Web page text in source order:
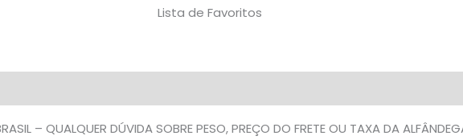
Lista de Favoritos
– QUALQUER DÚVIDA SOBRE PESO, PREÇO DO FRETE OU TAXA DA